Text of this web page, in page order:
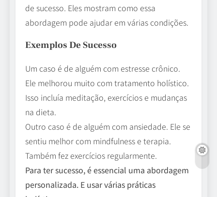
de sucesso. Eles mostram como essa
abordagem pode ajudar em várias condições.
Exemplos De Sucesso
Um caso é de alguém com estresse crônico.
Ele melhorou muito com tratamento holístico.
Isso incluía meditação, exercícios e mudanças
na dieta.
Outro caso é de alguém com ansiedade. Ele se
sentiu melhor com mindfulness e terapia.
Também fez exercícios regularmente.
Para ter sucesso, é essencial uma abordagem
personalizada. E usar várias práticas